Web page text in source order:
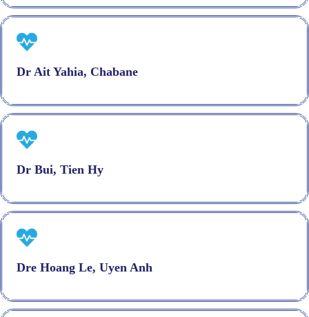
Dr Ait Yahia, Chabane
Dr Bui, Tien Hy
Dre Hoang Le, Uyen Anh